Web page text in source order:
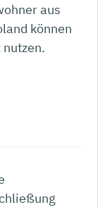
aus
können